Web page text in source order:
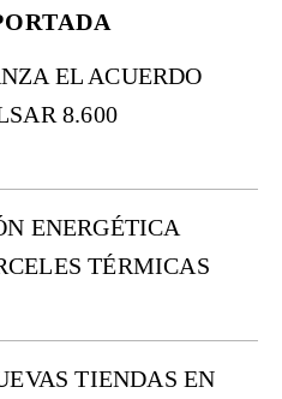
EL ACUERDO
8.600
ENERGÉTICA
TÉRMICAS
TIENDAS EN